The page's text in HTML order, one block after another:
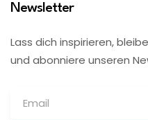
Newsletter
Lass dich inspirieren,
und abonniere unseren